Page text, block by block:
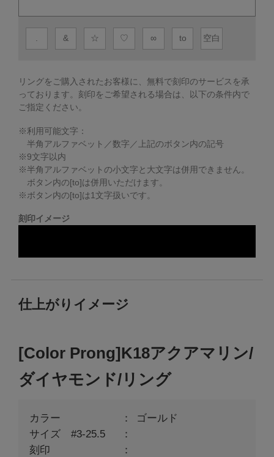
. & ☆ ♡ ∞ to 空白
リングをご購入されたお客様に、無料で刻印のサービスを承
っております。 刻印をご希望される場合は、以下の条件内で
ご指定ください。
※利用可能文字：
半角アルファベット／数字／上記のボタン内の記号
※9文字以内
※半角アルファベットの小文字と大文字は併用できません。
ボタン内の[to]は併用いただけます。
※ボタン内の[to]は1文字扱いです。
刻印イメージ
仕上がりイメージ
[Color Prong]K18アクアマリン/
ダイヤモンド/リング
カラー
ゴールド
サイズ #3-25.5
刻印